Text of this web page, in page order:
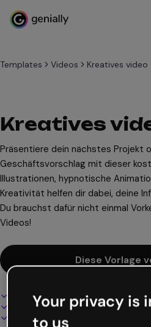
Templates Videos Kreatives video
Kreatives
Präsentiere dein nächstes Projekt
Geschäftsvorschlag mit dieser
Illustrationen, hypnotische
Kreativität helfen dir dabei, deine
Du brauchst dafür nicht einmal
Videos!
Diese Vorlage
Interaktives und animiertes Design
100% anpassbar
Audio, Video und Multimedia
Your privacy is
to us